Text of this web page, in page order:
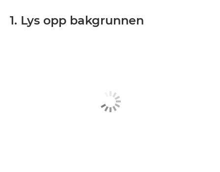
1. Lys opp bakgrunnen